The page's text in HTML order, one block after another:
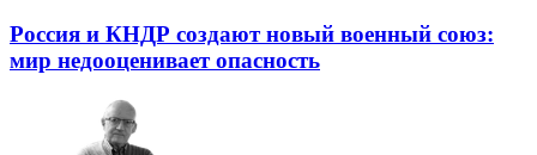
Россия и КНДР создают новый военный союз:
мир недооценивает опасность